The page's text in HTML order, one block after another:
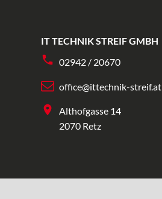
IT TECHNIK STREIF GMBH
02942 / 20670
office@ittechnik-streif.at
Althofgasse 14
2070 Retz